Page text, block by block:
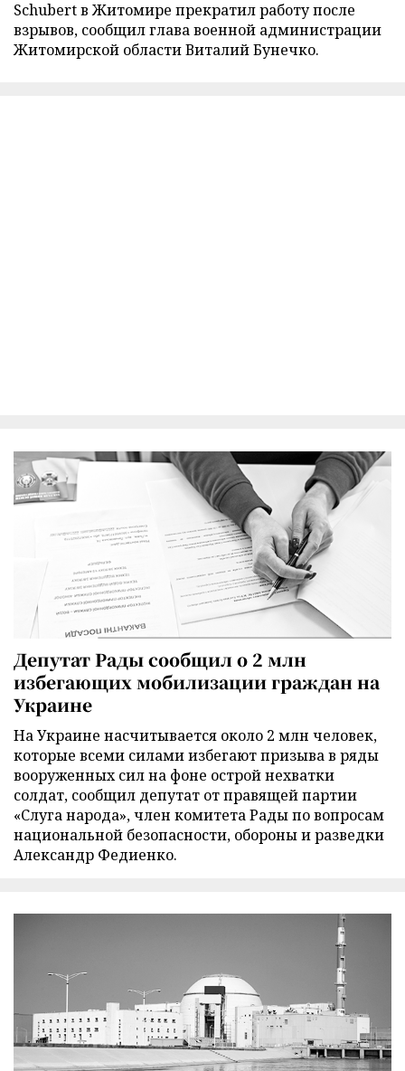
Schubert в Житомире прекратил работу после
взрывов, сообщил глава военной администрации
Житомирской области Виталий Бунечко.
Депутат Рады сообщил о 2 млн
избегающих мобилизации граждан на
Украине
На Украине насчитывается около 2 млн человек,
которые всеми силами избегают призыва в ряды
вооруженных сил на фоне острой нехватки
солдат, сообщил депутат от правящей партии
«Слуга народа», член комитета Рады по вопросам
национальной безопасности, обороны и разведки
Александр Федиенко.